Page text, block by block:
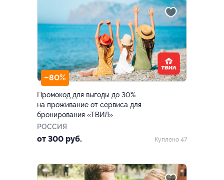
–80%
Промокод для выгоды до 30%
на проживание от сервиса для
бронирования «ТВИЛ»
РОССИЯ
от 300 руб. Куплено 47